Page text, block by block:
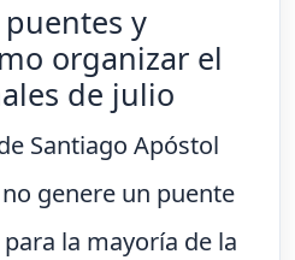
y
organizar el
de julio
Santiago Apóstol
genere un puente
la mayoría de la